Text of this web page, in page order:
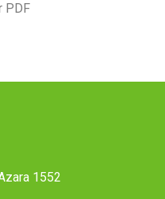
PDF
1552